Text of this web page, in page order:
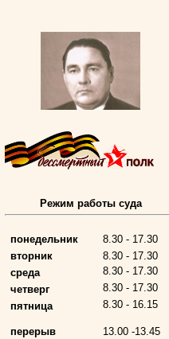
Участник Великой Отечественной войны
Председатель Губкинского городского
в период с 1954 по 1982 гг.
Режим работы суда
понедельник
8.30 - 17.30
вторник
8.30 - 17.30
среда
8.30 - 17.30
четверг
8.30 - 17.30
пятница
8.30 - 16.15
перерыв
13.00 -13.45